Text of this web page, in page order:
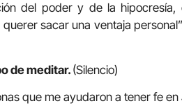
del poder y de la
sacar una ventaja
de meditar.(Silencio)
que me ayudaron a tener fe en